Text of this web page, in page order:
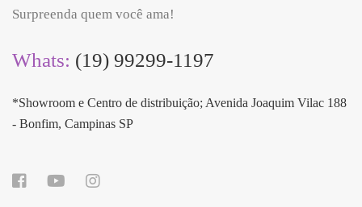
Surpreenda quem você ama!
Whats: (19) 99299-1197
*Showroom e Centro de distribuição; Avenida Joaquim Vilac 188
- Bonfim, Campinas SP